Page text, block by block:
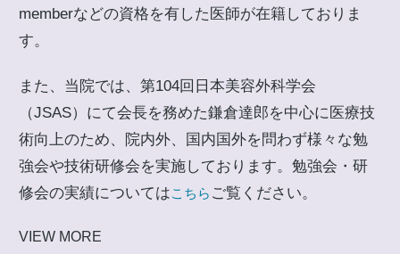
memberなどの資格を有した医師が在籍しておりま
す。
また、当院では、第104回日本美容外科学会
（JSAS）にて会長を務めた鎌倉達郎を中心に医療技
術向上のため、院内外、国内国外を問わず様々な勉
強会や技術研修会を実施しております。勉強会・研
修会の実績についてはこちら ご覧ください。
VIEW MORE